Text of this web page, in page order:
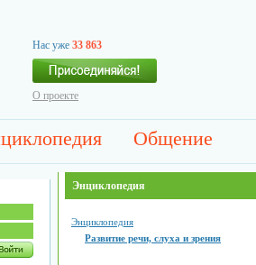
Нас уже 33 863
О проекте
Общение
Энциклопедия
Энциклопедия
Развитие речи, слуха и зрения